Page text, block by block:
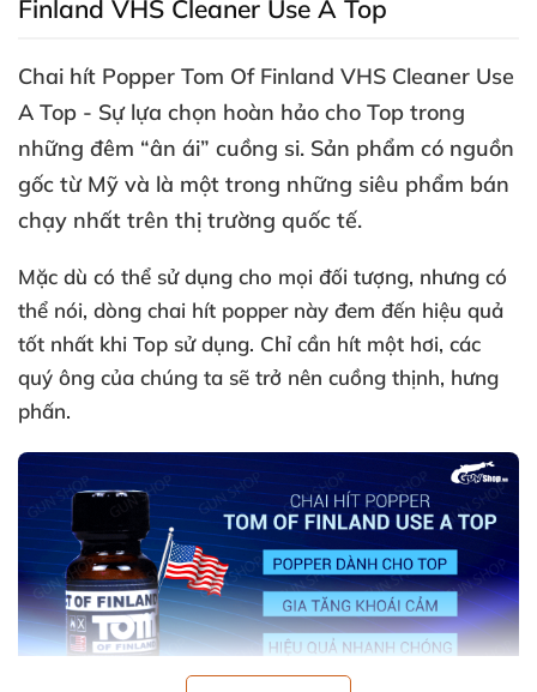
Finland VHS Cleaner Use A Top
Chai hít Popper Tom Of Finland VHS Cleaner Use
A Top - Sự lựa chọn hoàn hảo cho Top trong
những đêm “ân ái” cuồng si. Sản phẩm có nguồn
gốc từ Mỹ và là một trong những siêu phẩm bán
chạy nhất trên thị trường quốc tế.
Mặc dù có thể sử dụng cho mọi đối tượng, nhưng có
thể nói, dòng chai hít popper này đem đến hiệu quả
tốt nhất khi Top sử dụng. Chỉ cần hít một hơi, các
quý ông của chúng ta sẽ trở nên cuồng thịnh, hưng
phấn.